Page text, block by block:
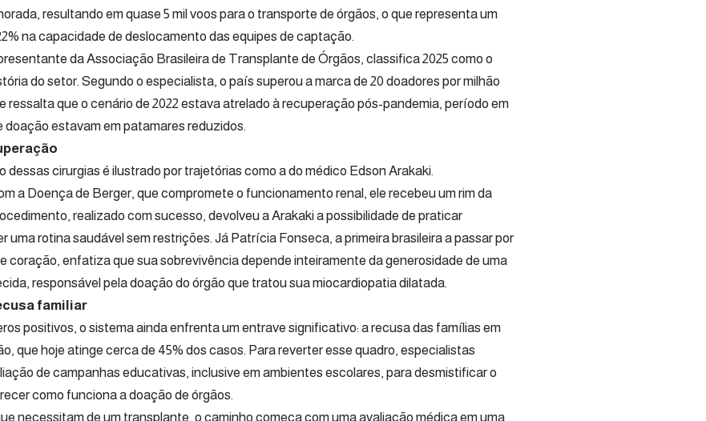
resultando em quase 5 mil voos para o transporte de órgãos, o que representa um
na capacidade de deslocamento das equipes de captação.
da Associação Brasileira de Transplante de Órgãos, classifica 2025 como o
do setor. Segundo o especialista, o país superou a marca de 20 doadores por milhão
ressalta que o cenário de 2022 estava atrelado à recuperação pós-pandemia, período em
doação estavam em patamares reduzidos.
dessas cirurgias é ilustrado por trajetórias como a do médico Edson Arakaki.
a Doença de Berger, que compromete o funcionamento renal, ele recebeu um rim da
realizado com sucesso, devolveu a Arakaki a possibilidade de praticar
uma rotina saudável sem restrições. Já Patrícia Fonseca, a primeira brasileira a passar por
coração, enfatiza que sua sobrevivência depende inteiramente da generosidade de uma
responsável pela doação do órgão que tratou sua miocardiopatia dilatada.
familiar
positivos, o sistema ainda enfrenta um entrave significativo: a recusa das famílias em
que hoje atinge cerca de 45% dos casos. Para reverter esse quadro, especialistas
de campanhas educativas, inclusive em ambientes escolares, para desmistificar o
como funciona a doação de órgãos.
necessitam de um transplante, o caminho começa com uma avaliação médica em uma